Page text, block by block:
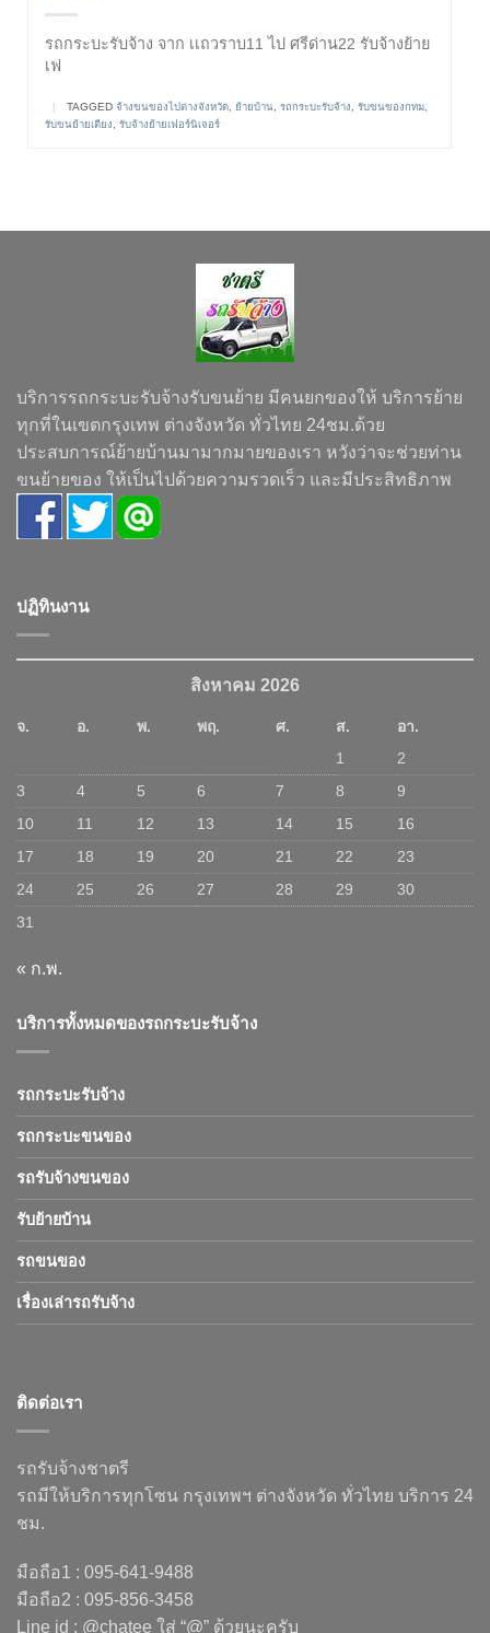
รถกระบะรับจ้าง จาก เเถวราบ11 ไป ศรีด่าน22 รับจ้างย้าย
เฟ
| TAGGED จ้างขนของไปต่างจังหวัด, ย้ายบ้าน, รถกระบะรับจ้าง, รับขนของกทม,
รับขนย้ายเตียง, รับจ้างย้ายเฟอร์นิเจอร์
บริการรถกระบะรับจ้างรับขนย้าย มีคนยกของให้ บริการย้าย
ทุกที่ในเขตกรุงเทพ ต่างจังหวัด ทั่วไทย 24ชม.ด้วย
ประสบการณ์ย้ายบ้านมามากมายของเรา หวังว่าจะช่วยท่าน
ขนย้ายของ ให้เป็นไปด้วยความรวดเร็ว และมีประสิทธิภาพ
ปฏิทินงาน
สิงหาคม 2026
จ. อ. พ. พฤ. ศ. ส.
อา.
1
2
3
4 5 6 7 8
9
10
11 12 13 14 15
16
17
18 19 20 21 22
23
24
25 26 27 28 29
30
31
« ก.พ.
บริการทั้งหมดของรถกระบะรับจ้าง
รถกระบะรับจ้าง
รถกระบะขนของ
รถรับจ้างขนของ
รับย้ายบ้าน
รถขนของ
เรื่องเล่ารถรับจ้าง
ติดต่อเรา
รถรับจ้างชาตรี
รถมีให้บริการทุกโซน กรุงเทพฯ ต่างจังหวัด ทั่วไทย บริการ 24
ชม.
มือถือ1 : 095-641-9488
มือถือ2 : 095-856-3458
Line id : @chatee ใส่ “@” ด้วยนะครับ